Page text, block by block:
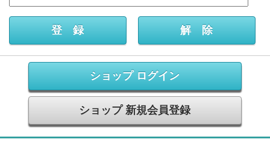
ショップ ログイン
ショップ 新規会員登録